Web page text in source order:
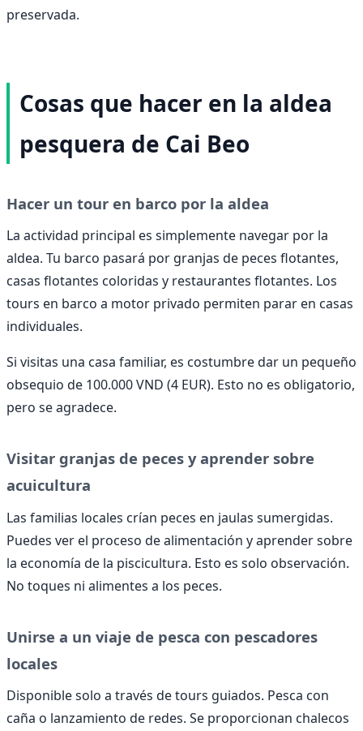
preservada.
Cosas que hacer en la aldea
pesquera de Cai Beo
Hacer un tour en barco por la aldea
La actividad principal es simplemente navegar por la
aldea. Tu barco pasará por granjas de peces flotantes,
casas flotantes coloridas y restaurantes flotantes. Los
tours en barco a motor privado permiten parar en casas
individuales.
Si visitas una casa familiar, es costumbre dar un pequeño
obsequio de 100.000 VND (4 EUR). Esto no es obligatorio,
pero se agradece.
Visitar granjas de peces y aprender sobre
acuicultura
Las familias locales crían peces en jaulas sumergidas.
Puedes ver el proceso de alimentación y aprender sobre
la economía de la piscicultura. Esto es solo observación.
No toques ni alimentes a los peces.
Unirse a un viaje de pesca con pescadores
locales
Disponible solo a través de tours guiados. Pesca con
caña o lanzamiento de redes. Se proporcionan chalecos